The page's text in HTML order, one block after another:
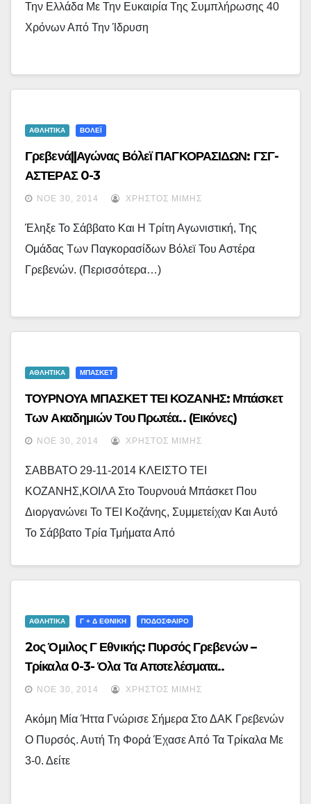
Την Ελλάδα Με Την Ευκαιρία Της Συμπλήρωσης 40
Χρόνων Από Την Ίδρυση
ΑΘΛΗΤΙΚΑ ΒΟΛΕΪ
Γρεβενά||Αγώνας Βόλεϊ ΠΑΓΚΟΡΑΣΙΔΩΝ: ΓΣΓ-
ΑΣΤΕΡΑΣ 0-3
ΝΟΈ 30, 2014 ΧΡΉΣΤΟΣ ΜΊΜΗΣ
Έληξε Το Σάββατο Και Η Τρίτη Αγωνιστική, Της
Ομάδας Των Παγκορασίδων Βόλεϊ Του Αστέρα
Γρεβενών. (περισσότερα…)
ΑΘΛΗΤΙΚΑ ΜΠΑΣΚΕΤ
ΤΟΥΡΝΟΥΑ ΜΠΑΣΚΕΤ ΤΕΙ ΚΟΖΑΝΗΣ: Μπάσκετ
Των Ακαδημιών Του Πρωτέα.. (εικόνες)
ΝΟΈ 30, 2014 ΧΡΉΣΤΟΣ ΜΊΜΗΣ
ΣΑΒΒΑΤΟ 29-11-2014 ΚΛΕΙΣΤΟ ΤΕΙ
ΚΟΖΑΝΗΣ,ΚΟΙΛΑ Στο Τουρνουά Μπάσκετ Που
Διοργανώνει Το ΤΕΙ Κοζάνης, Συμμετείχαν Και Αυτό
Το Σάββατο Τρία Τμήματα Από
ΑΘΛΗΤΙΚΑ Γ + Δ ΕΘΝΙΚΉ ΠΟΔΟΣΦΑΙΡΟ
2ος Όμιλος Γ Εθνικής: Πυρσός Γρεβενών –
Τρίκαλα 0-3- Όλα Τα Αποτελέσματα..
ΝΟΈ 30, 2014 ΧΡΉΣΤΟΣ ΜΊΜΗΣ
Ακόμη Μία Ήττα Γνώρισε Σήμερα Στο ΔΑΚ Γρεβενών
Ο Πυρσός. Αυτή Τη Φορά Έχασε Από Τα Τρίκαλα Με
3-0. Δείτε